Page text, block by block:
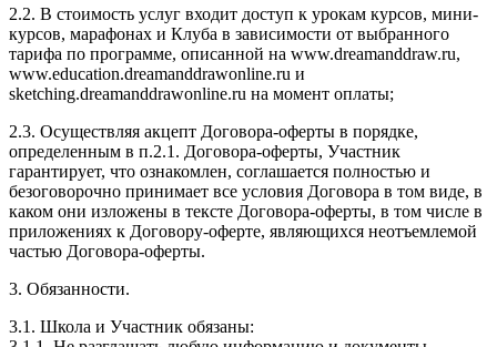
2.2. В стоимость услуг входит доступ к урокам курсов, мини-
курсов, марафонах и Клуба в зависимости от выбранного
тарифа по программе, описанной на www.dreamanddraw.ru,
www.education.dreamanddrawonline.ru и
sketching.dreamanddrawonline.ru на момент оплаты;
2.3. Осуществляя акцепт Договора-оферты в порядке,
определенным в п.2.1. Договора-оферты, Участник
гарантирует, что ознакомлен, соглашается полностью и
безоговорочно принимает все условия Договора в том виде, в
каком они изложены в тексте Договора-оферты, в том числе в
приложениях к Договору-оферте, являющихся неотъемлемой
частью Договора-оферты.
3. Обязанности.
3.1. Школа и Участник обязаны: